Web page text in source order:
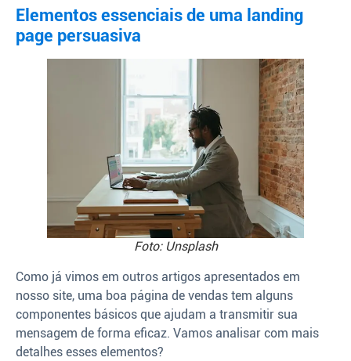
Elementos essenciais de uma landing
page persuasiva
Foto: Unsplash
Como já vimos em outros artigos apresentados em
nosso site, uma boa página de vendas tem alguns
componentes básicos que ajudam a transmitir sua
mensagem de forma eficaz. Vamos analisar com mais
detalhes esses elementos?